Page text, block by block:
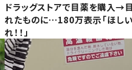
ドラッグストアで目薬を購入→
れたものに…180万表示「ほしい
れ！！」